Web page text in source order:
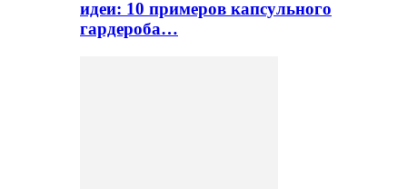
идеи: 10 примеров капсульного
гардероба…